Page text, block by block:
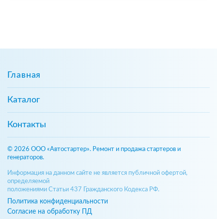
Главная
Каталог
Контакты
© 2026 ООО «Автостартер». Ремонт и продажа стартеров и
генераторов.
Информация на данном сайте не является публичной офертой,
определяемой
положениями Статьи 437 Гражданского Кодекса РФ.
Политика конфиденциальности
Согласие на обработку ПД